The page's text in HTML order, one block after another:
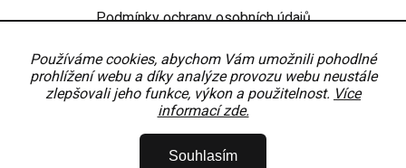
Používáme cookies, abychom Vám umožnili pohodlné
prohlížení webu a díky analýze provozu webu neustále
zlepšovali jeho funkce, výkon a použitelnost. Více
informací zde.
Souhlasím
Podmínky ochrany osobních údajů
Nastavení
. Všechna práva vyhrazena.